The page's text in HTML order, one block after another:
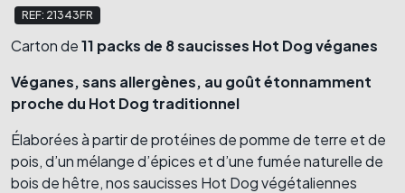
REF: 21343FR
Carton de11 packs de 8 saucisses Hot Dog véganes
Véganes, sans allergènes, au goût étonnamment
proche du Hot Dog traditionnel
Élaborées à partir de protéines de pomme de terre et de
pois, d’un mélange d’épices et d’une fumée naturelle de
bois de hêtre, nos saucisses Hot Dog végétaliennes